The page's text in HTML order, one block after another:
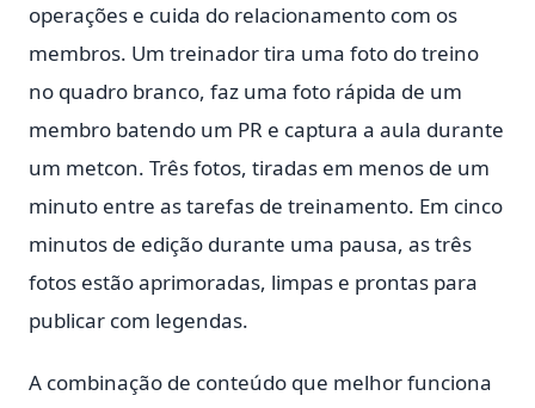
operações e cuida do relacionamento com os
membros. Um treinador tira uma foto do treino
no quadro branco, faz uma foto rápida de um
membro batendo um PR e captura a aula durante
um metcon. Três fotos, tiradas em menos de um
minuto entre as tarefas de treinamento. Em cinco
minutos de edição durante uma pausa, as três
fotos estão aprimoradas, limpas e prontas para
publicar com legendas.
A combinação de conteúdo que melhor funciona